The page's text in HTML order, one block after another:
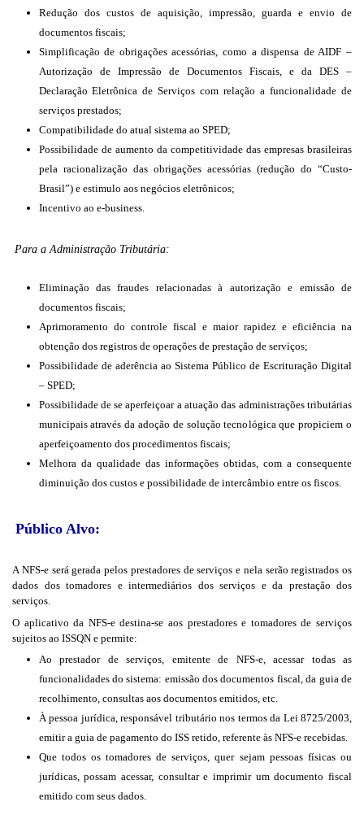
Redução dos custos de aquisição, impressão, guarda e envio de
documentos fiscais;
Simplificação de obrigações acessórias, como a dispensa de AIDF –
Autorização de Impressão de Documentos Fiscais, e da DES –
Declaração Eletrônica de Serviços com relação a funcionalidade de
serviços prestados;
Compatibilidade do atual sistema ao SPED;
Possibilidade de aumento da competitividade das empresas brasileiras
pela racionalização das obrigações acessórias (redução do “Custo-
Brasil”) e estimulo aos negócios eletrônicos;
Incentivo ao e-business.
Para a Administração Tributária:
Eliminação das fraudes relacionadas à autorização e emissão de
documentos fiscais;
Aprimoramento do controle fiscal e maior rapidez e eficiência na
obtenção dos registros de operações de prestação de serviços;
Possibilidade de aderência ao Sistema Público de Escrituração Digital
– SPED;
Possibilidade de se aperfeiçoar a atuação das administrações tributárias
municipais através da adoção de solução tecnológica que propiciem o
aperfeiçoamento dos procedimentos fiscais;
Melhora da qualidade das informações obtidas, com a consequente
diminuição dos custos e possibilidade de intercâmbio entre os fiscos.
Público Alvo:
A NFS-e será gerada pelos prestadores de serviços e nela serão registrados os
dados dos tomadores e intermediários dos serviços e da prestação dos
serviços.
O aplicativo da NFS-e destina-se aos prestadores e tomadores de serviços
sujeitos ao ISSQN e permite:
Ao prestador de serviços, emitente de NFS-e, acessar todas as
funcionalidades do sistema: emissão dos documentos fiscal, da guia de
recolhimento, consultas aos documentos emitidos, etc.
À pessoa jurídica, responsável tributário nos termos da Lei 8725/2003,
emitir a guia de pagamento do ISS retido, referente às NFS-e recebidas.
Que todos os tomadores de serviços, quer sejam pessoas físicas ou
jurídicas, possam acessar, consultar e imprimir um documento fiscal
emitido com seus dados.